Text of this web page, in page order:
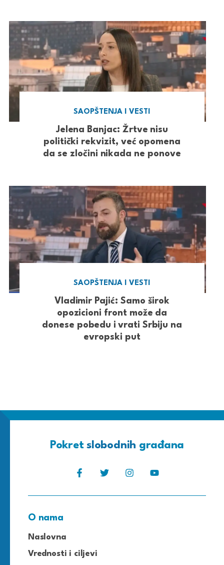
SAOPŠTENJA I VESTI
Jelena Banjac: Žrtve nisu
politički rekvizit, već opomena
da se zločini nikada ne ponove
SAOPŠTENJA I VESTI
Vladimir Pajić: Samo širok
opozicioni front može da
donese pobedu i vrati Srbiju na
evropski put
Pokretslobodnih građana
O nama
Naslovna
Vrednosti i ciljevi